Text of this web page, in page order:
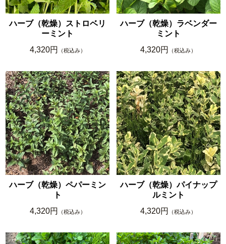
ハーブ（乾燥）ストロベリ
ーミント
4,320円
（税込み）
ハーブ（乾燥）ラベンダー
ミント
4,320円
（税込み）
ハーブ（乾燥）ペパーミン
ト
4,320円
（税込み）
ハーブ（乾燥）パイナップ
ルミント
4,320円
（税込み）